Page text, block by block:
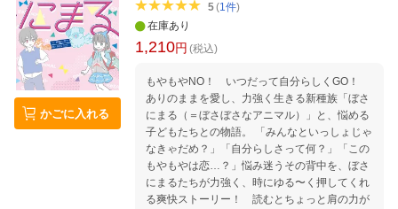
かごに入れる
5(1件)
在庫あり
1,210円 (税込)
もやもやNO！ いつだって自分らしくGO！
ありのままを愛し、力強く生きる新種族「ぼさ
にまる（＝ぼさぼさなアニマル）」と、悩める
子どもたちとの物語。 「みんなといっしょじゃ
なきゃだめ？」「自分らしさって何？」「この
もやもやは恋…？」悩み迷うその背中を、ぼさ
にまるたちが力強く、時にゆる〜く押してくれ
る爽快ストーリー！ 読むとちょっと肩の力が